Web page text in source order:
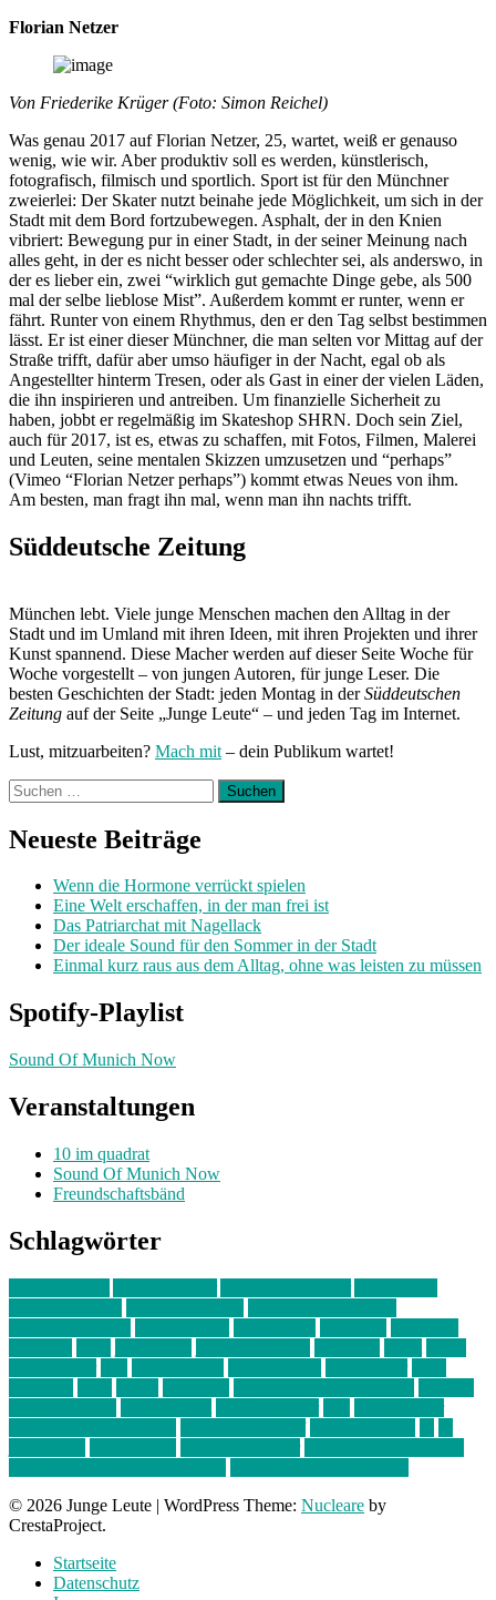
Florian Netzer
Von Friederike Krüger (Foto: Simon Reichel)
Was genau 2017 auf Florian Netzer, 25, wartet, weiß er genauso
wenig, wie wir. Aber produktiv soll es werden, künstlerisch,
fotografisch, filmisch und sportlich. Sport ist für den Münchner
zweierlei: Der Skater nutzt beinahe jede Möglichkeit, um sich in der
Stadt mit dem Bord fortzubewegen. Asphalt, der in den Knien
vibriert: Bewegung pur in einer Stadt, in der seiner Meinung nach
alles geht, in der es nicht besser oder schlechter sei, als anderswo, in
der es lieber ein, zwei “wirklich gut gemachte Dinge gebe, als 500
mal der selbe lieblose Mist”. Außerdem kommt er runter, wenn er
fährt. Runter von einem Rhythmus, den er den Tag selbst bestimmen
lässt. Er ist einer dieser Münchner, die man selten vor Mittag auf der
Straße trifft, dafür aber umso häufiger in der Nacht, egal ob als
Angestellter hinterm Tresen, oder als Gast in einer der vielen Läden,
die ihn inspirieren und antreiben. Um finanzielle Sicherheit zu
haben, jobbt er regelmäßig im Skateshop SHRN. Doch sein Ziel,
auch für 2017, ist es, etwas zu schaffen, mit Fotos, Filmen, Malerei
und Leuten, seine mentalen Skizzen umzusetzen und “perhaps”
(Vimeo “Florian Netzer perhaps”) kommt etwas Neues von ihm.
Am besten, man fragt ihn mal, wenn man ihn nachts trifft.
Süddeutsche Zeitung
München lebt. Viele junge Menschen machen den Alltag in der
Stadt und im Umland mit ihren Ideen, mit ihren Projekten und ihrer
Kunst spannend. Diese Macher werden auf dieser Seite Woche für
Woche vorgestellt – von jungen Autoren, für junge Leser. Die
besten Geschichten der Stadt: jeden Montag in derSüddeutschen
Zeitung auf der Seite „Junge Leute“ – und jeden Tag im Internet.
Lust, mitzuarbeiten? Mach mit – dein Publikum wartet!
Suchen
nach:
Neueste Beiträge
Wenn die Hormone verrückt spielen
Eine Welt erschaffen, in der man frei ist
Das Patriarchat mit Nagellack
Der ideale Sound für den Sommer in der Stadt
Einmal kurz raus aus dem Alltag, ohne was leisten zu müssen
Spotify-Playlist
Sound Of Munich Now
Veranstaltungen
10 im quadrat
Sound Of Munich Now
Freundschaftsbänd
Schlagwörter
© 2026 Junge Leute | WordPress Theme: Nucleare by
CrestaProject.
Startseite
Datenschutz